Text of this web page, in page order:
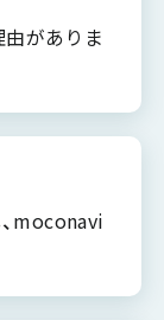
がありま
moconavi